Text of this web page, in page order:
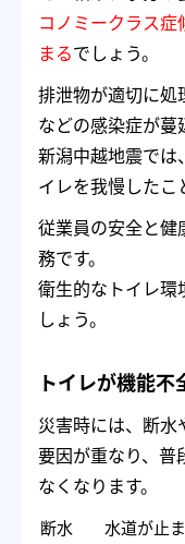
コノミークラス
まるでしょう。
排泄物が適切に処
などの感染症が蔓
新潟中越地震では
イレを我慢したこ
従業員の安全と健
務です。
衛生的なトイレ環
しょう。
トイレが機能
災害時には、断水
要因が重なり、普
なくなります。
断水
水道が止